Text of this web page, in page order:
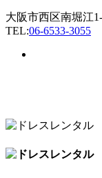
大阪市西区南堀江
TEL:06-6533-3055